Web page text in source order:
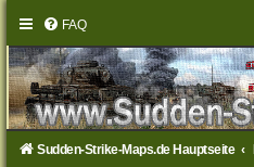
FAQ
Sudden-Strike-Maps.de Hauptseite